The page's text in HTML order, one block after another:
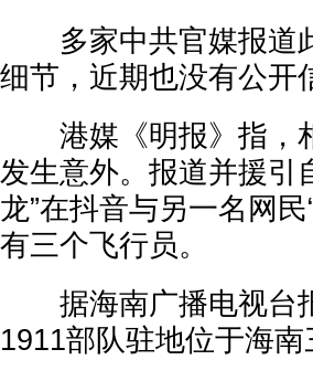
多家中共官媒报道
细节，近期也没有公开
港媒《明报》指，
发生意外。报道并援引
龙”在抖音与另一名网
有三个飞行员。
据海南广播电视台
1911部队驻地位于海南